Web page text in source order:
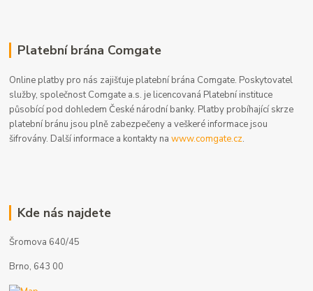
Platební brána Comgate
Online platby pro nás zajišťuje platební brána Comgate. Poskytovatel
služby, společnost Comgate a.s. je licencovaná Platební instituce
působící pod dohledem České národní banky. Platby probíhající skrze
platební bránu jsou plně zabezpečeny a veškeré informace jsou
šifrovány. Další informace a kontakty nawww.comgate.cz.
Kde nás najdete
Šromova 640/45
Brno, 643 00